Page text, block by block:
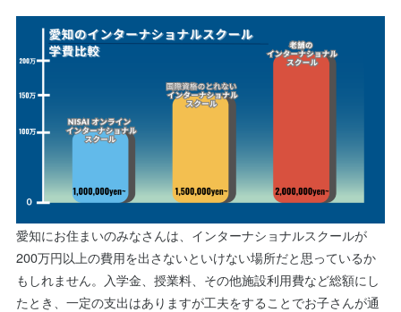
愛知にお住まいのみなさんは、インターナショナルスクールが
200万円以上の費用を出さないといけない場所だと思っているか
もしれません。入学金、授業料、その他施設利用費など総額にし
たとき、一定の支出はありますが工夫をすることでお子さんが通